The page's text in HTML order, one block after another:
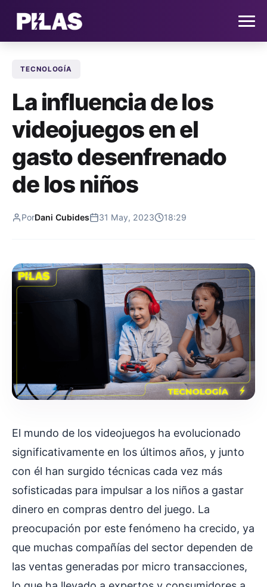
NOTICIAS
QUIÉNES SOMOS
CONTACTO
SUSCRÍBETE
TECNOLOGÍA
La influencia de los
videojuegos en el
gasto desenfrenado
de los niños
PorDani Cubides 31 May, 2023 18:29
El mundo de los videojuegos ha evolucionado
significativamente en los últimos años, y junto
con él han surgido técnicas cada vez más
sofisticadas para impulsar a los niños a gastar
dinero en compras dentro del juego. La
preocupación por este fenómeno ha crecido, ya
que muchas compañías del sector dependen de
las ventas generadas por micro transacciones,